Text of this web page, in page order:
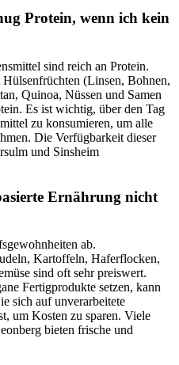
Protein, wenn ich kein
sind reich an Protein.
(Linsen, Bohnen,
Quinoa, Nüssen und Samen
Es ist wichtig, über den Tag
zu konsumieren, um alle
Die Verfügbarkeit dieser
und Sinsheim
Ernährung nicht
ab.
Kartoffeln, Haferflocken,
sind oft sehr preiswert.
Fertigprodukte setzen, kann
sich auf unverarbeitete
um Kosten zu sparen. Viele
bieten frische und